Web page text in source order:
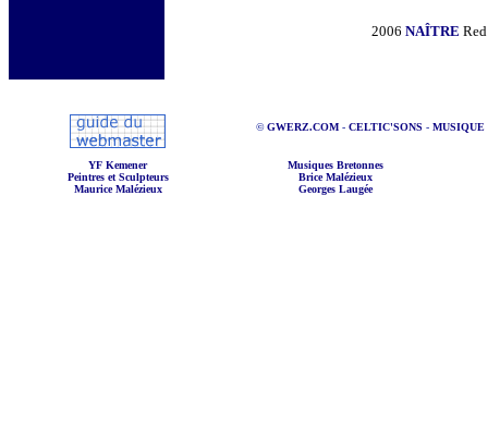
2006 NAÎTRE
©GWERZ.COM- CELTIC'SONS - MUSIQUE
YF Kemener
Musiques Bretonnes
Peintres et Sculpteurs
Brice Malézieux
Maurice Malézieux
Georges Laugée